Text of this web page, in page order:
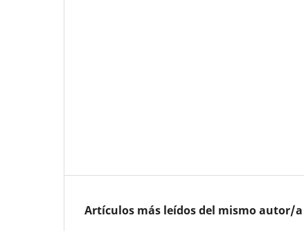
Artículos más leídos del mismo autor/a